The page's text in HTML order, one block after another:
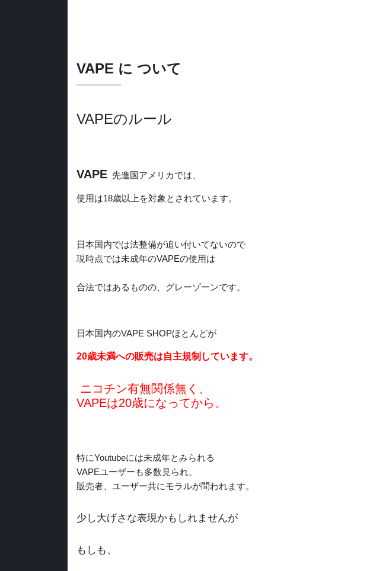
VAPE に ついて
VAPEのルール
VAPE先進国アメリカでは、
使用は18歳以上を対象とされています。
日本国内では法整備が追い付いてないので
現時点では未成年のVAPEの使用は
合法ではあるものの、グレーゾーンです。
日本国内のVAPE SHOPほとんどが
20歳未満への販売は自主規制しています。
ニコチン有無関係無く、
VAPEは20歳になってから。
特にYoutubeには未成年とみられる
VAPEユーザーも多数見られ、
販売者、ユーザー共にモラルが問われます。
少し大げさな表現かもしれませんが
もしも、